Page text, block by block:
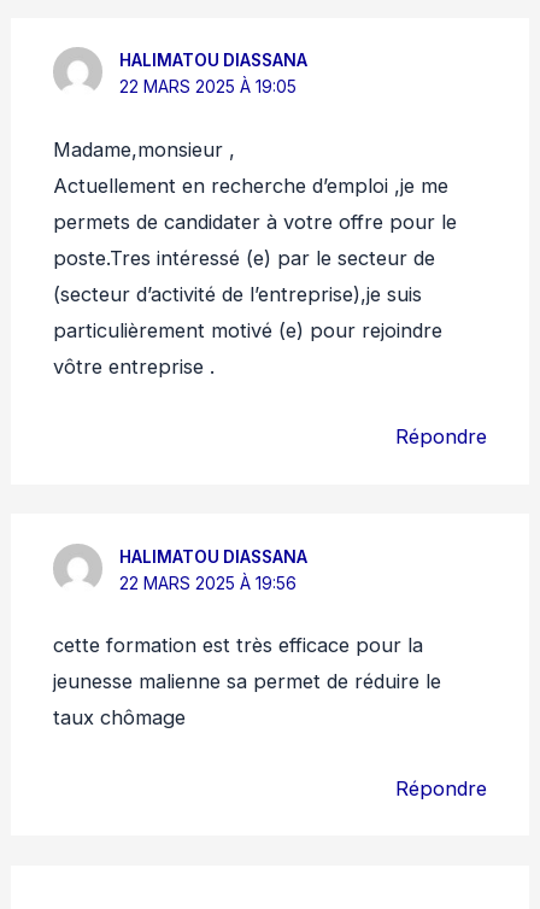
HALIMATOU DIASSANA
22 MARS 2025 À 19:05
Madame,monsieur ,
Actuellement en recherche d’emploi ,je me
permets de candidater à votre offre pour le
poste.Tres intéressé (e) par le secteur de
(secteur d’activité de l’entreprise),je suis
particulièrement motivé (e) pour rejoindre
vôtre entreprise .
Répondre
HALIMATOU DIASSANA
22 MARS 2025 À 19:56
cette formation est très efficace pour la
jeunesse malienne sa permet de réduire le
taux chômage
Répondre